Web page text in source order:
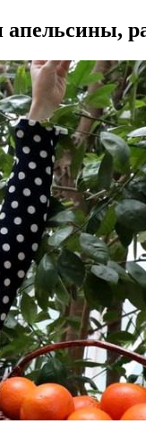
апельсины,